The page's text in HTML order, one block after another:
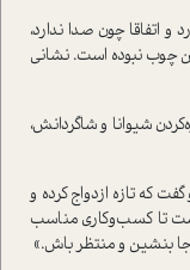
اتفاقا چون صدا ندارد،
چوب نبوده است. نشانی
شیوانا و شاگردانش،
که تازه ازدواج کرده و
تا کسب‌و‌کاری مناسب
بنشین و منتظر باش.»